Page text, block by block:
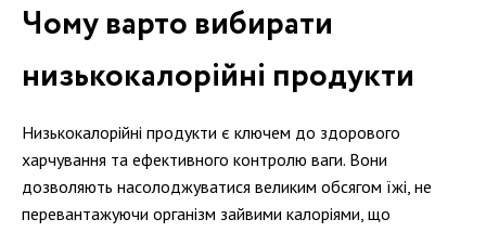
Чому варто вибирати
низькокалорійні продукти
Низькокалорійні продукти є ключем до здорового
харчування та ефективного контролю ваги. Вони
дозволяють насолоджуватися великим обсягом їжі, не
перевантажуючи організм зайвими калоріями, що